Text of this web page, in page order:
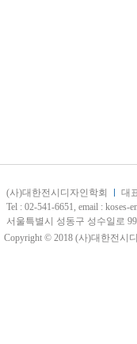
(사)대한전시디자인학회 대
Tel : 02-541-6651, email : koses-
서울특별시 성동구 성수일로
Copyright © 2018 (사)대한전시